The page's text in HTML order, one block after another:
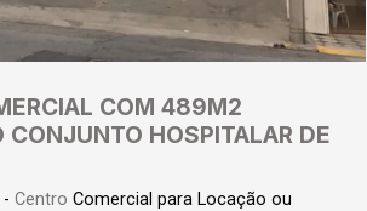
COM 489M2
CONJUNTO HOSPITALAR DE
- Centro Comercial para Locação ou